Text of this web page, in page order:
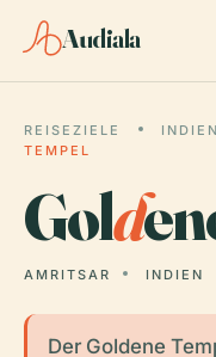
Audiala
REISEZIELE INDIEN
TEMPEL
Gold
AMRITSAR INDIEN
Der Goldene